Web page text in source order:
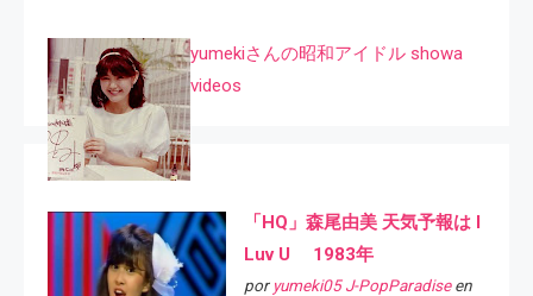
yumekiさんの昭和アイドル showa
videos
「HQ」森尾由美 天気予報は I
Luv U 1983年
por yumeki05 J-PopParadiseen